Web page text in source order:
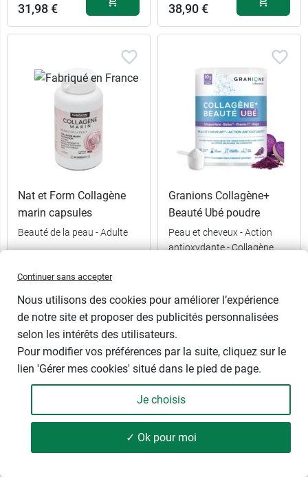
86 produits FILTRER
31,98 € 38,90 €
Nat et Form Collagène
marin capsules
Beauté de la peau - Adulte
17,89 €
Granions Collagène+
Beauté Ubé poudre
Peau et cheveux - Action
antioxydante - Collagène
17,99 €
Continuer sans accepter
Nous utilisons des cookies pour améliorer l’expérience
de notre site et proposer des publicités personnalisées
selon les intérêts des utilisateurs.
Pour modifier vos préférences par la suite, cliquez sur le
lien 'Gérer mes cookies' situé dans le pied de page.
Je choisis
✓ Ok pour moi